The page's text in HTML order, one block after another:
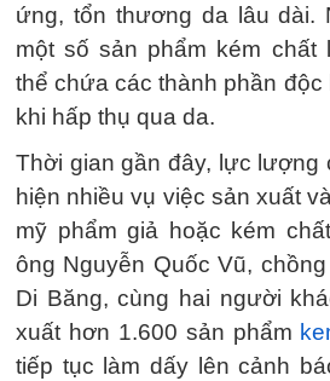
ứng, tổn thương da lâu dài.
một số sản phẩm kém chất
thể chứa các thành phần độc
khi hấp thụ qua da.
Thời gian gần đây, lực lượng
hiện nhiều vụ việc sản xuất
mỹ phẩm giả hoặc kém
ông Nguyễn Quốc Vũ,
Di Băng, cùng hai người
xuất hơn 1.600 sản phẩm
tiếp tục làm dấy lên cảnh